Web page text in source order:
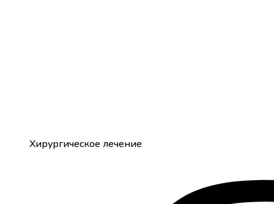
Хирургическое лечение